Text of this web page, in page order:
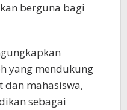
berguna bagi
yang mendukung
dan mahasiswa,
sebagai